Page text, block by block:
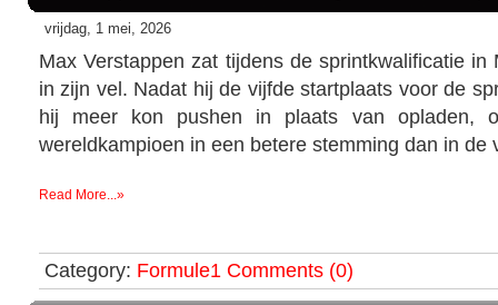
vrijdag, 1 mei, 2026
Max Verstappen zat tijdens de sprintkwalificatie in
in zijn vel. Nadat hij de vijfde startplaats voor de
hij meer kon pushen in plaats van opladen,
wereldkampioen in een betere stemming dan in de
Read More...»
Category: Formule1 Comments (0)